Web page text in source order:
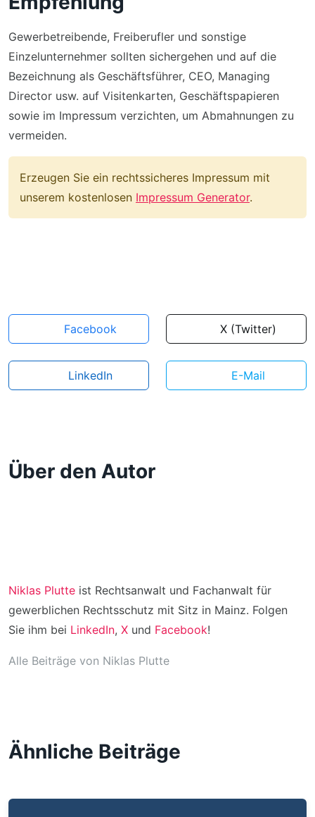
Gewerbetreibende, Freiberufler und sonstige
Einzelunternehmer sollten sichergehen und auf die
Bezeichnung als Geschäftsführer, CEO, Managing
Director usw. auf Visitenkarten, Geschäftspapieren
sowie im Impressum verzichten, um Abmahnungen zu
vermeiden.
Erzeugen Sie ein rechtssicheres Impressum mit
unserem kostenlosen Impressum Generator.
Facebook X (Twitter)
LinkedIn E-Mail
Über den Autor
Niklas Plutte ist Rechtsanwalt und Fachanwalt für
gewerblichen Rechtsschutz mit Sitz in Mainz. Folgen
Sie ihm bei LinkedIn, X und Facebook!
Alle Beiträge von Niklas Plutte
Ähnliche Beiträge